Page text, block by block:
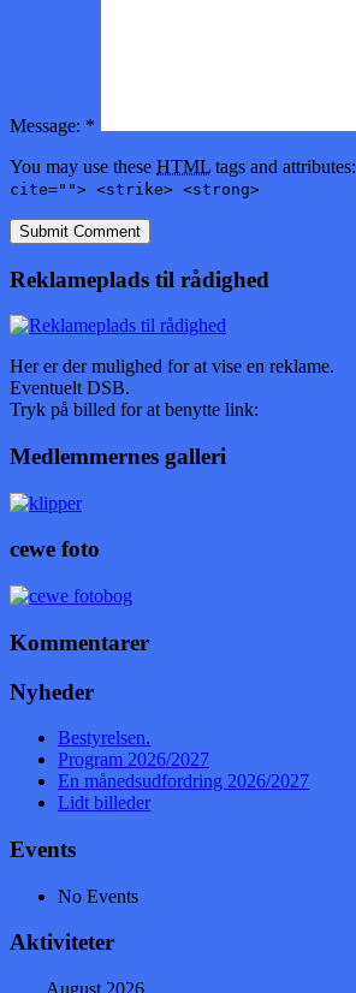
Message: *
You may use these HTML tags and attributes:
cite=""> <strike> <strong>
Reklameplads til rådighed
Her er der mulighed for at vise en reklame.
Eventuelt DSB.
Tryk på billed for at benytte link:
Medlemmernes galleri
cewe foto
Kommentarer
Nyheder
Bestyrelsen.
Program 2026/2027
En månedsudfordring 2026/2027
Lidt billeder
Events
No Events
Aktiviteter